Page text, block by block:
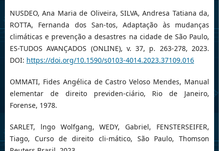
NUSDEO, Ana Maria de Oliveira, SILVA, Andresa Tatiana da,
ROTTA, Fernanda dos San-tos, Adaptação às mudanças
climáticas e prevenção a desastres na cidade de São Paulo,
ES-TUDOS AVANÇADOS (ONLINE), v. 37, p. 263-278, 2023.
DOI: https://doi.org/10.1590/s0103-4014.2023.37109.016
OMMATI, Fides Angélica de Castro Veloso Mendes, Manual
elementar de direito previden-ciário, Rio de Janeiro,
Forense, 1978.
SARLET, lngo Wolfgang, WEDY, Gabriel, FENSTERSEIFER,
Tiago, Curso de direito cli-mático, São Paulo, Thomson